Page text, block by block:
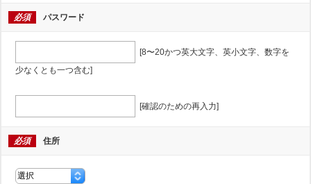
必須 パスワード
[8〜20かつ英大文字、英小文字、数字を
少なくとも一つ含む]
[確認のための再入力]
必須 住所